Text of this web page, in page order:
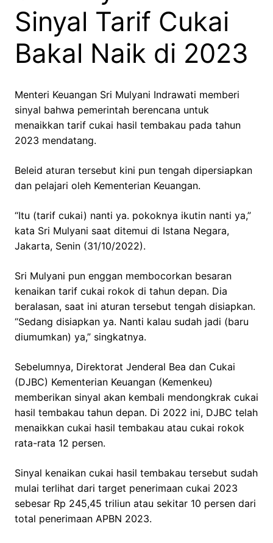
Sinyal Tarif Cukai
Bakal Naik di 2023
Menteri Keuangan Sri Mulyani Indrawati memberi
sinyal bahwa pemerintah berencana untuk
menaikkan tarif cukai hasil tembakau pada tahun
2023 mendatang.
Beleid aturan tersebut kini pun tengah dipersiapkan
dan pelajari oleh Kementerian Keuangan.
“Itu (tarif cukai) nanti ya. pokoknya ikutin nanti ya,”
kata Sri Mulyani saat ditemui di Istana Negara,
Jakarta, Senin (31/10/2022).
Sri Mulyani pun enggan membocorkan besaran
kenaikan tarif cukai rokok di tahun depan. Dia
beralasan, saat ini aturan tersebut tengah disiapkan.
“Sedang disiapkan ya. Nanti kalau sudah jadi (baru
diumumkan) ya,” singkatnya.
Sebelumnya, Direktorat Jenderal Bea dan Cukai
(DJBC) Kementerian Keuangan (Kemenkeu)
memberikan sinyal akan kembali mendongkrak cukai
hasil tembakau tahun depan. Di 2022 ini, DJBC telah
menaikkan cukai hasil tembakau atau cukai rokok
rata-rata 12 persen.
Sinyal kenaikan cukai hasil tembakau tersebut sudah
mulai terlihat dari target penerimaan cukai 2023
sebesar Rp 245,45 triliun atau sekitar 10 persen dari
total penerimaan APBN 2023.